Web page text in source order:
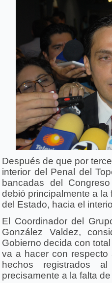
Después de que por
interior del Penal del
bancadas del
debió principalmente a la
del Estado, hacia el
El Coordinador del
González Valdez,
Gobierno decida con
va a hacer con respecto
hechos registrados
precisamente a la falta